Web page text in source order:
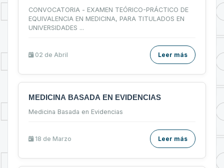
PARA TITULADOS EN UNIVERSIDADES
EXTRANJERAS
CONVOCATORIA - EXAMEN TEÓRICO-PRÁCTICO DE
EQUIVALENCIA EN MEDICINA, PARA TITULADOS EN
UNIVERSIDADES ...
02 de Abril Leer más
MEDICINA BASADA EN EVIDENCIAS
Medicina Basada en Evidencias
18 de Marzo Leer más